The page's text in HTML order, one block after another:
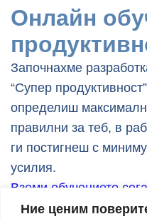
Ние ценим
Онлайн
Започнахме
“Супер
определиш
правилни за теб, в
ги постигнеш с
усилия.
Вземи обучението